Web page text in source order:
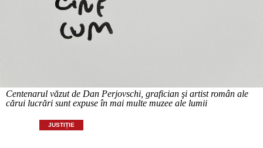
Centenarul văzut de Dan Perjovschi, grafician şi artist român ale
cărui lucrări sunt expuse în mai multe muzee ale lumii
JUSTIȚIE